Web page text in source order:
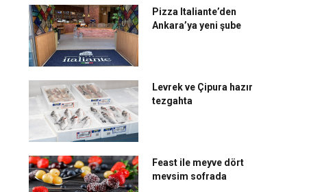
Pizza Italiante’den
Ankara’ya yeni şube
Levrek ve Çipura hazır
tezgahta
Feast ile meyve dört
mevsim sofrada